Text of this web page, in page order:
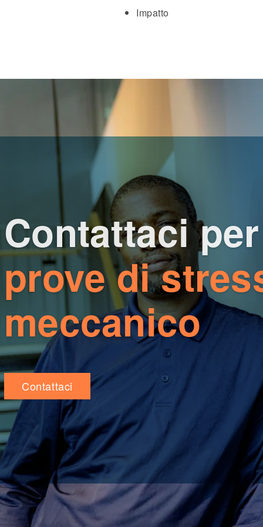
Impatto
Contattaci
prove di
meccanico
Contattaci